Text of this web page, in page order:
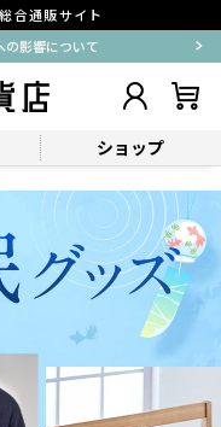
合通販サイト
の影響について
ショップ